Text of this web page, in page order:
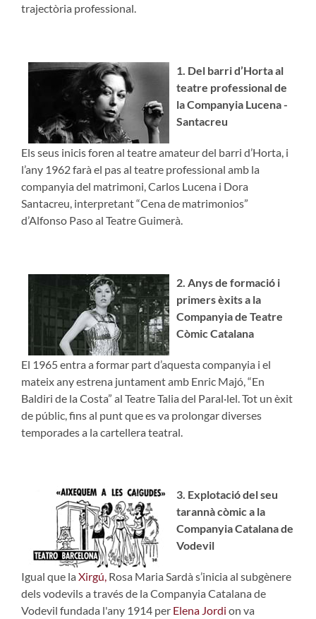
trajectòria professional.
1. Del barri d’Horta al
teatre professional de
la Companyia Lucena -
Santacreu
Els seus inicis foren al teatre amateur del barri d’Horta, i
l’any 1962 farà el pas al teatre professional amb la
companyia del matrimoni, Carlos Lucena i Dora
Santacreu, interpretant “Cena de matrimonios”
d’Alfonso Paso al Teatre Guimerà.
2. Anys de formació i
primers èxits a la
Companyia de Teatre
Còmic Catalana
El 1965 entra a formar part d’aquesta companyia i el
mateix any estrena juntament amb Enric Majó, “En
Baldiri de la Costa” al Teatre Talia del Paral·lel. Tot un èxit
de públic, fins al punt que es va prolongar diverses
temporades a la cartellera teatral.
3. Explotació del seu
tarannà còmic a la
Companyia Catalana de
Vodevil
Igual que la Xirgú, Rosa Maria Sardà s’inicia al subgènere
dels vodevils a través de la Companyia Catalana de
Vodevil fundada l'any 1914 per Elena Jordi on va